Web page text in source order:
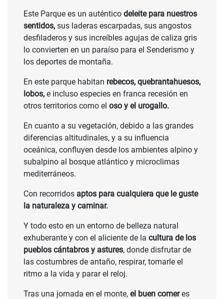
Este Parque es un auténtico deleite para nuestros
sentidos, sus laderas escarpadas, sus angostos
desfiladeros y sus increíbles agujas de caliza gris
lo convierten en un paraíso para el Senderismo y
los deportes de montaña.
En este parque habitan rebecos, quebrantahuesos,
lobos, e incluso especies en franca recesión en
otros territorios como el oso y el urogallo.
En cuanto a su vegetación, debido a las grandes
diferencias altitudinales, y a su influencia
oceánica, confluyen desde los ambientes alpino y
subalpino al bosque atlántico y microclimas
mediterráneos.
Con recorridos aptos para cualquiera que le guste
la naturaleza y caminar.
Y todo esto en un entorno de belleza natural
exhuberante y con el aliciente de la cultura de los
pueblos cántabros y astures, donde disfrutar de
las costumbres de antaño, respirar, tomarle el
ritmo a la vida y parar el reloj.
Tras una jornada en el monte, el buen comeres